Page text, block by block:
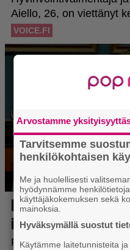
Arvostamme
Tarvitsemme
henkilökohtaisen
Me ja huolellisesti
hyödynnämme
käyttäjäkokemuksen sekä
mainoksia.
Hyväksymällä suostut
Käytämme laitetunnisteita